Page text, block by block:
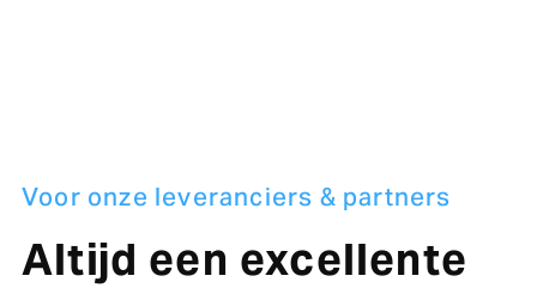
Voor onze leveranciers & partners
Altijd een excellente